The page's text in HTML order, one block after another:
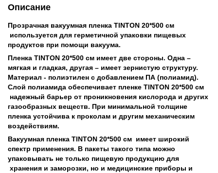
Описание
Прозрачная вакуумная пленка TINTON 20*500 см
используется для герметичной упаковки пищевых
продуктов при помощи вакуума.
Пленка TINTON 20*500 см имеет две стороны. Одна –
мягкая и гладкая, другая – имеет зернистую структуру.
Материал - полиэтилен с добавлением ПА (полиамид).
Слой полиамида обеспечивает пленке TINTON 20*500 см
надежный барьер от проникновения кислорода и других
газообразных веществ. При минимальной толщине
пленка устойчива к проколам и другим механическим
воздействиям.
Вакуумная пленка TINTON 20*500 см имеет широкий
спектр применения. В пакеты такого типа можно
упаковывать не только пищевую продукцию для
хранения и заморозки, но и медицинские приборы и